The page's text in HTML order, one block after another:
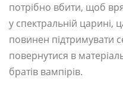
потрібно вбити, щоб
у спектральній царині,
повинен підтримувати
повернутися в
братів вампірів.